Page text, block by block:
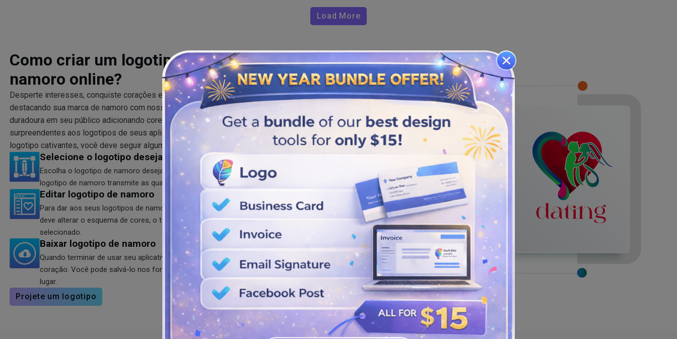
Load More
Como criar um logotipo profissional para
namoro online?
Desperte interesses, conquiste corações e construa um relacionamento entre as pessoas
destacando sua marca de namoro com nossos designs de logotipo. Deixe uma impressão
duradoura em seu público adicionando cores divertidas, textos malucos e formas
surpreendentes aos logotipos de seus aplicativos de namoro. Para obter resultados de
logotipo cativantes, você deve seguir algumas etapas rápidas e fáceis descritas abaixo.
Selecione o logotipo desejado
Escolha o logotipo de namoro desejado nos modelos disponíveis aqui. O design do
logotipo de namoro transmite as qualidades e os valores do seu negócio de namoro.
Editar logotipo de namoro
Para dar aos seus logotipos de namoro uma aparência memorável e cativante, você
deve alterar o esquema de cores, o texto, o estilo e a forma do modelo de logotipo
selecionado.
Baixar logotipo de namoro
Quando terminar de usar seu aplicativo de namoro com processo de logotipo de
coração. Você pode salvá-lo nos formatos JPG, SVG e PNG. Compartilhe em qualquer
lugar.
Projete um logotipo